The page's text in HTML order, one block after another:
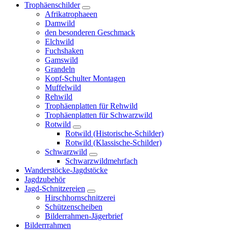
Trophäenschilder
Afrikatrophaeen
Damwild
den besonderen Geschmack
Elchwild
Fuchshaken
Gamswild
Grandeln
Kopf-Schulter Montagen
Muffelwild
Rehwild
Trophäenplatten für Rehwild
Trophäenplatten für Schwarzwild
Rotwild
Rotwild (Historische-Schilder)
Rotwild (Klassische-Schilder)
Schwarzwild
Schwarzwildmehrfach
Wanderstöcke-Jagdstöcke
Jagdzubehör
Jagd-Schnitzereien
Hirschhornschnitzerei
Schützenscheiben
Bilderrahmen-Jägerbrief
Bilderrrahmen